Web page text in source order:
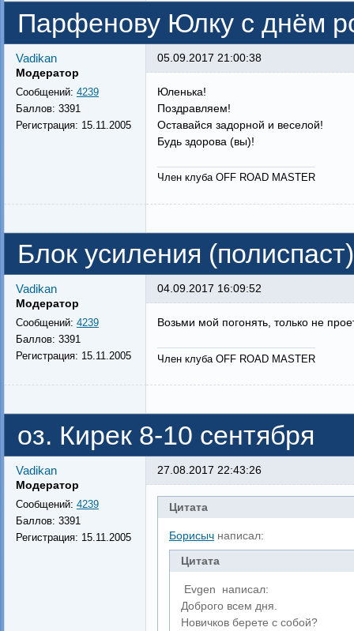
Парфенову Юлку с днём
Vadikan
Модератор
Сообщений: 4239
Баллов: 3391
Регистрация: 15.11.2005
05.09.2017 21:00:38
Юленька!
Поздравляем!
Оставайся задорной и веселой!
Будь здорова (вы)!
Член клуба OFF ROAD MASTER
Блок усиления
Vadikan
Модератор
Сообщений: 4239
Баллов: 3391
Регистрация: 15.11.2005
04.09.2017 16:09:52
Возьми мой погонять, только не
Член клуба OFF ROAD MASTER
оз. Кирек 8-10 сентября
Vadikan
Модератор
Сообщений: 4239
Баллов: 3391
Регистрация: 15.11.2005
27.08.2017 22:43:26
Цитата
Борисычнаписал:
Цитата
Evgen написал:
Доброго всем дня.
Новичков берете с собой?